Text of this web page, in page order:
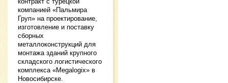
компанией «Пальмира
Груп» на проектирование,
изготовление и поставку
сборных
металлоконструкций для
монтажа зданий крупного
складского логистического
комплекса «Megalogix» в
Новосибирске.